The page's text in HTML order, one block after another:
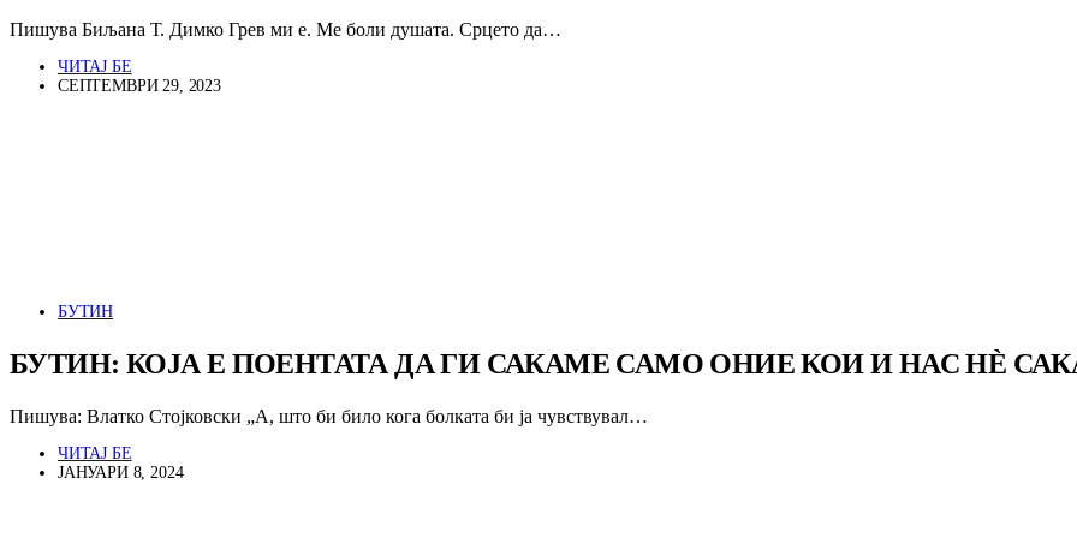
Пишува Биљана Т. Димко Грев ми е. Ме боли душата. Срцето да…
ЧИТАЈ БЕ
СЕПТЕМВРИ 29, 2023
БУТИН
БУТИН: КОЈА Е ПОЕНТАТА ДА ГИ САКАМЕ САМО ОНИЕ КОИ И НАС НЀ
Пишува: Влатко Стојковски „А, што би било кога болката би ја чувствувал…
ЧИТАЈ БЕ
ЈАНУАРИ 8, 2024